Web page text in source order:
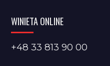
WINIETA ONLINE
+48 33 813 90 00